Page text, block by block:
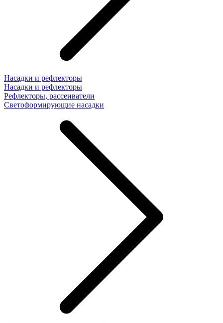
Насадки и рефлекторы
Насадки и рефлекторы
Рефлекторы, рассеиватели
Светоформирующие насадки